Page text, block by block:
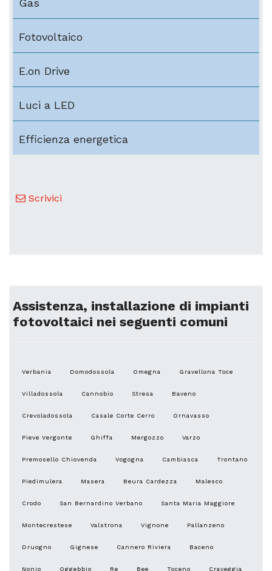
Gas
Fotovoltaico
E.on Drive
Luci a LED
Efficienza energetica
Scrivici
Assistenza, installazione di impianti
fotovoltaici nei seguenti comuni
Verbania Domodossola Omegna Gravellona Toce
Villadossola Cannobio Stresa Baveno
Crevoladossola Casale Corte Cerro Ornavasso
Pieve Vergonte Ghiffa Mergozzo Varzo
Premosello Chiovenda Vogogna Cambiasca Trontano
Piedimulera Masera Beura Cardezza Malesco
Crodo San Bernardino Verbano Santa Maria Maggiore
Montecrestese Valstrona Vignone Pallanzeno
Druogno Gignese Cannero Riviera Baceno
Nonio Oggebbio Re Bee Toceno Craveggia